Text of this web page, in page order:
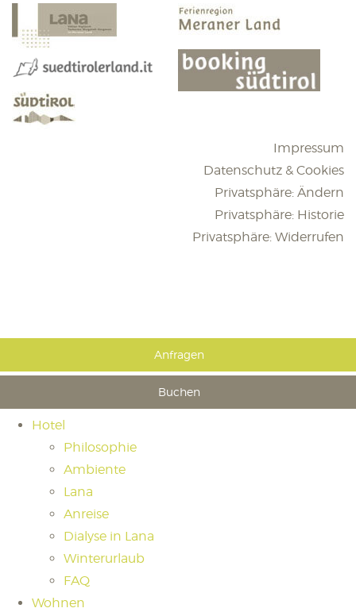
Impressum
Datenschutz & Cookies
Privatsphäre: Ändern
Privatsphäre: Historie
Privatsphäre: Widerrufen
Anfragen
Buchen
Hotel
Philosophie
Ambiente
Lana
Anreise
Dialyse in Lana
Winterurlaub
FAQ
Wohnen